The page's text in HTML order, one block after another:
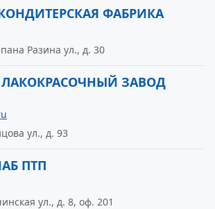
ФАБРИКА
Разина ул., д. 30
ЗАВОД
ул., д. 93
ПТП
ул., д. 8, оф. 201